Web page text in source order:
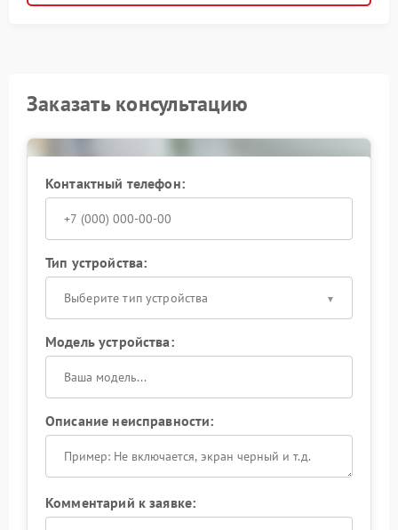
Заказать консультацию
Контактный телефон:
Тип устройства:
Выберите тип устройства
Модель устройства:
Описание неисправности:
Комментарий к заявке: